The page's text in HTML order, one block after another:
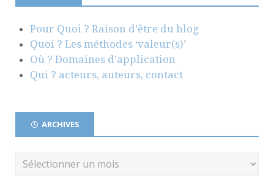
Pour Quoi ? Raison d’être du blog
Quoi ? Les méthodes ‘valeur(s)’
Où ? Domaines d’application
Qui ? acteurs, auteurs, contact
ARCHIVES